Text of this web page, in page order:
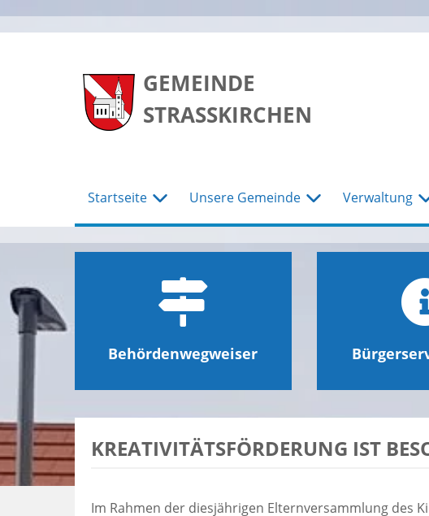
GEMEINDE
STRASSKIRCHEN
Startseite Unsere Gemeinde Verwaltung
Behördenwegweiser
KREATIVITÄTSFÖRDERUNG IST
Im Rahmen der diesjährigen Elternversammlung des